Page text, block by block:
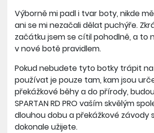
Výborně mi padl i tvar boty, nikde
ani se mi nezačali dělat puchýře.
začátku jsem se cítil pohodlně, a to
v nové botě pravidlem.
Pokud nebudete tyto botky trápit
používat je pouze tam, kam jsou
překážkové běhy a do přírody, budou
SPARTAN RD PRO vaším skvělým
dlouhou dobu a překážkové závody
dokonale užijete.